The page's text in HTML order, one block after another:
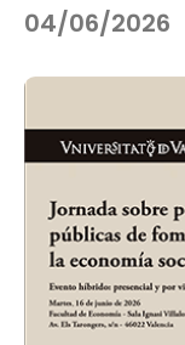
04/06/2026